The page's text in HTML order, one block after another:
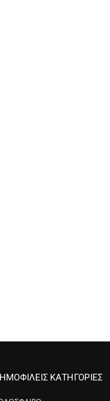
ΚΑΤΗΓΟΡΙΕΣ